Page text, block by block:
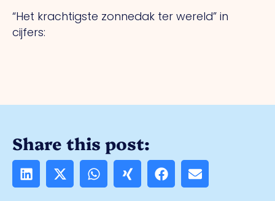
“Het krachtigste zonnedak ter wereld” in
cijfers:
Share this post: